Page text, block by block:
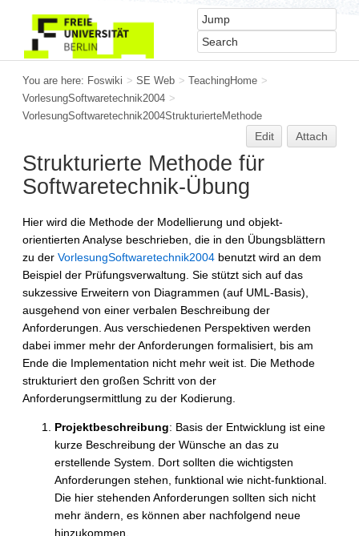
You are here: Foswiki > SE Web > TeachingHome >
VorlesungSoftwaretechnik2004 >
VorlesungSoftwaretechnik2004StrukturierteMethode
Edit Attach
Strukturierte Methode für
Softwaretechnik-Übung
Hier wird die Methode der Modellierung und objekt-
orientierten Analyse beschrieben, die in den Übungsblättern
zu der VorlesungSoftwaretechnik2004 benutzt wird an dem
Beispiel der Prüfungsverwaltung. Sie stützt sich auf das
sukzessive Erweitern von Diagrammen (auf UML-Basis),
ausgehend von einer verbalen Beschreibung der
Anforderungen. Aus verschiedenen Perspektiven werden
dabei immer mehr der Anforderungen formalisiert, bis am
Ende die Implementation nicht mehr weit ist. Die Methode
strukturiert den großen Schritt von der
Anforderungsermittlung zu der Kodierung.
Projektbeschreibung: Basis der Entwicklung ist eine
kurze Beschreibung der Wünsche an das zu
erstellende System. Dort sollten die wichtigsten
Anforderungen stehen, funktional wie nicht-funktional.
Die hier stehenden Anforderungen sollten sich nicht
mehr ändern, es können aber nachfolgend neue
hinzukommen.